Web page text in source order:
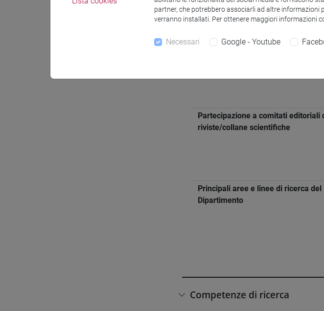
Aree geografiche in cui si applica
prevalentemente l'esperienza di
Partecipazione a comitati editoriali
riviste/collane scientifiche
Principali aree e linee di ricerca del
Dipartimento
Competenze di ricerca
partner, che potrebbero associarli ad altre informazioni
verranno installati. Per ottenere maggiori informazioni
Necessari Google - Youtube